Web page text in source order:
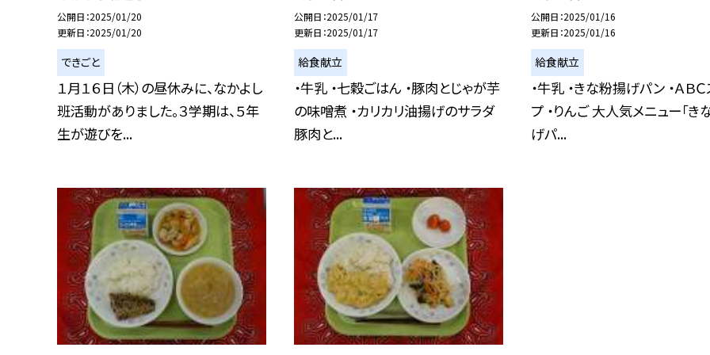
公開日 2025/01/20
更新日 2025/01/20
できごと
１月１６日（木）の昼休みに、なかよし
班活動がありました。３学期は、５年
生が遊びを...
公開日 2025/01/17
更新日 2025/01/17
給食献立
・牛乳 ・七穀ごはん ・豚肉とじゃが芋
の味噌煮 ・カリカリ油揚げのサラダ
豚肉と...
公開日 2025/01/16
更新日 2025/01/16
給食献立
・牛乳 ・きな粉揚げパン ・ＡＢ
プ ・りんご 大人気メニュー「き
げパ...